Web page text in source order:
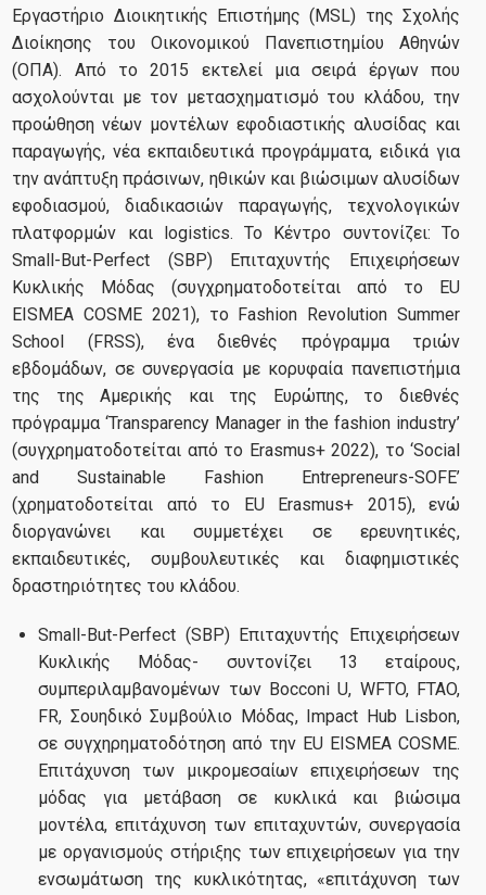
Ολοκληρωμένα Έργα
Δημοσιεύσεις
Ομάδα
Διευθυντής Εργαστηρίου
Μέλη ΔΕΠ
Μέλη Ερευνητικών Μονάδων
Ομάδα ORDES
Ομάδα TRANSLOG
Ομάδα InnKnow
Ομάδα OPeR
Ομάδα FRFashtech
Ομάδα HealthSec
Ομάδα RISE
Νέα
Εργαστήριο Διοικητικής Επιστήμης (MSL) της Σχολής
Διοίκησης του Οικονομικού Πανεπιστημίου Αθηνών
(ΟΠΑ). Από το 2015 εκτελεί μια σειρά έργων που
ασχολούνται με τον μετασχηματισμό του κλάδου, την
προώθηση νέων μοντέλων εφοδιαστικής αλυσίδας και
παραγωγής, νέα εκπαιδευτικά προγράμματα, ειδικά για
την ανάπτυξη πράσινων, ηθικών και βιώσιμων αλυσίδων
εφοδιασμού, διαδικασιών παραγωγής, τεχνολογικών
πλατφορμών και logistics. Το Κέντρο συντονίζει: Το
Small-But-Perfect (SBP) Επιταχυντής Επιχειρήσεων
Κυκλικής Μόδας (συγχρηματοδοτείται από το EU
EISMEA COSME 2021), το Fashion Revolution Summer
School (FRSS), ένα διεθνές πρόγραμμα τριών
εβδομάδων, σε συνεργασία με κορυφαία πανεπιστήμια
της της Αμερικής και της Ευρώπης, το διεθνές
πρόγραμμα ‘Transparency Manager in the fashion industry’
(συγχρηματοδοτείται από το Erasmus+ 2022), το ‘Social
and Sustainable Fashion Entrepreneurs-SOFE’
(χρηματοδοτείται από το EU Erasmus+ 2015), ενώ
διοργανώνει και συμμετέχει σε ερευνητικές,
εκπαιδευτικές, συμβουλευτικές και διαφημιστικές
δραστηριότητες του κλάδου.
Small-But-Perfect (SBP) Επιταχυντής Επιχειρήσεων
Κυκλικής Μόδας- συντονίζει 13 εταίρους,
συμπεριλαμβανομένων των Bocconi U, WFTO, FTAO,
FR, Σουηδικό Συμβούλιο Μόδας, Impact Hub Lisbon,
σε συγχηρηματοδότηση από την EU EISMEA COSME.
Επιτάχυνση των μικρομεσαίων επιχειρήσεων της
μόδας για μετάβαση σε κυκλικά και βιώσιμα
μοντέλα, επιτάχυνση των επιταχυντών, συνεργασία
με οργανισμούς στήριξης των επιχειρήσεων για την
ενσωμάτωση της κυκλικότητας, «επιτάχυνση των